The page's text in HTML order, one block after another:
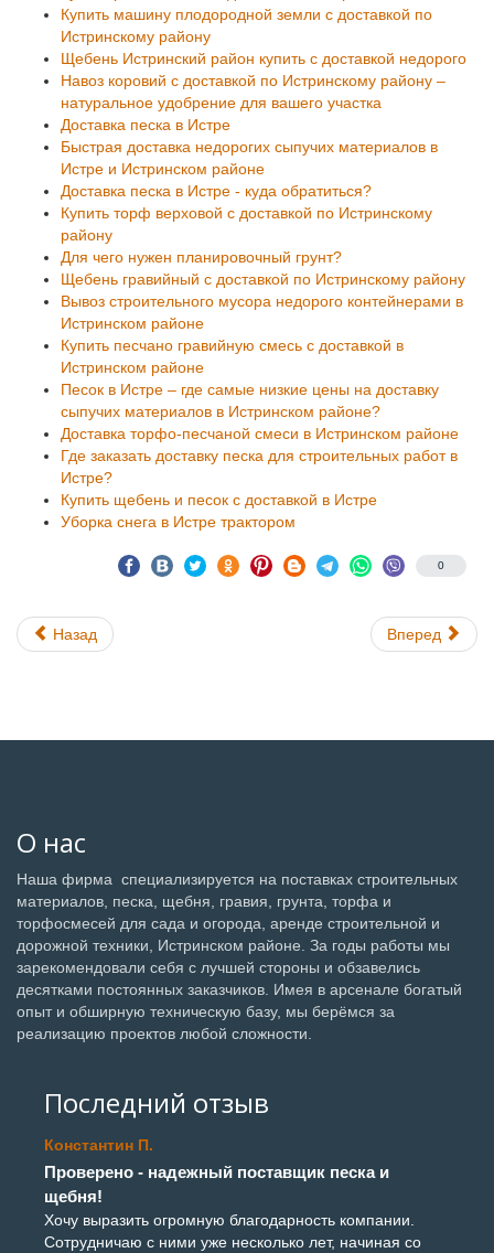
Купить машину плодородной земли с доставкой по
Истринскому району
Щебень Истринский район купить с доставкой недорого
Навоз коровий с доставкой по Истринскому району –
натуральное удобрение для вашего участка
Доставка песка в Истре
Быстрая доставка недорогих сыпучих материалов в
Истре и Истринском районе
Доставка песка в Истре - куда обратиться?
Купить торф верховой с доставкой по Истринскому
району
Для чего нужен планировочный грунт?
Щебень гравийный с доставкой по Истринскому району
Вывоз строительного мусора недорого контейнерами в
Истринском районе
Купить песчано гравийную смесь с доставкой в
Истринском районе
Песок в Истре – где самые низкие цены на доставку
сыпучих материалов в Истринском районе?
Доставка торфо-песчаной смеси в Истринском районе
Где заказать доставку песка для строительных работ в
Истре?
Купить щебень и песок с доставкой в Истре
Уборка снега в Истре трактором
0
Назад Вперед
О нас
Наша фирма специализируется на поставках строительных
материалов, песка, щебня, гравия, грунта, торфа и
торфосмесей для сада и огорода, аренде строительной и
дорожной техники, Истринском районе. За годы работы мы
зарекомендовали себя с лучшей стороны и обзавелись
десятками постоянных заказчиков. Имея в арсенале богатый
опыт и обширную техническую базу, мы берёмся за
реализацию проектов любой сложности.
Последний отзыв
Константин П.
Проверено - надежный поставщик песка и
щебня!
Хочу выразить огромную благодарность компании.
Сотрудничаю с ними уже несколько лет, начиная со